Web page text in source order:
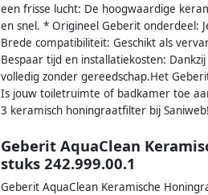
een frisse lucht: De hoogwaardige
en snel. * Origineel Geberit onderdeel:
Brede compatibiliteit: Geschikt als
Bespaar tijd en installatiekosten:
volledig zonder gereedschap.Het
Is jouw toiletruimte of badkamer toe
3 keramisch honingraatfilter bij
Geberit AquaClean
stuks 242.999.00.1
Geberit AquaClean Keramische